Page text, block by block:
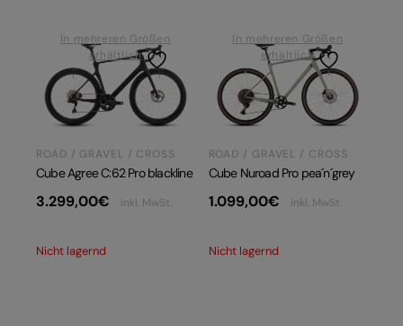
In mehreren Größen
erhältlich
ROAD / GRAVEL / CROSS
Cube Agree C:62 Pro blackline
3.299,00€ inkl. MwSt.
Nicht lagernd
In mehreren Größen
erhältlich
ROAD / GRAVEL / CROSS
Cube Nuroad Pro pea´n´grey
1.099,00€ inkl. MwSt.
Nicht lagernd